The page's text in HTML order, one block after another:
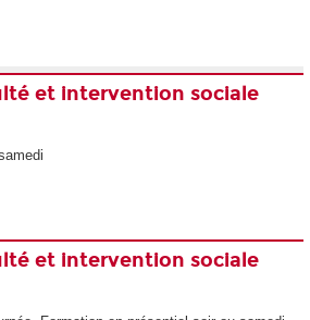
et intervention sociale
et intervention sociale